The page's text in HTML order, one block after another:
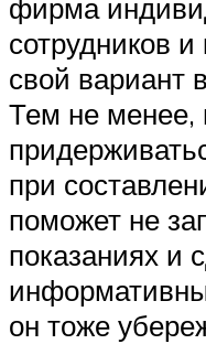
фирма
сотрудников
свой вариант
Тем не менее,
при
поможет не
показаниях и
он тоже